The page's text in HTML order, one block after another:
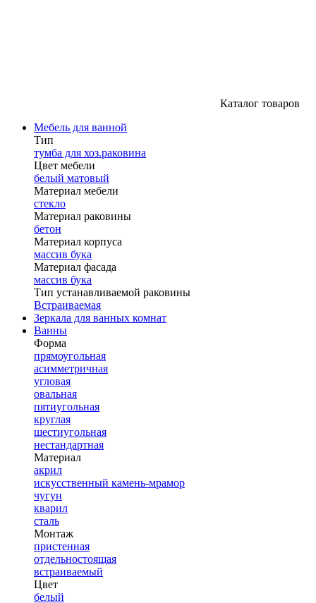
Каталог товаров
Мебель для ванной
Тип
тумба для хоз.раковина
Цвет мебели
белый матовый
Материал мебели
стекло
Материал раковины
бетон
Материал корпуса
массив бука
Материал фасада
массив бука
Тип устанавливаемой раковины
Встраиваемая
Зеркала для ванных комнат
Ванны
Форма
прямоугольная
асимметричная
угловая
овальная
пятиугольная
круглая
шестиугольная
нестандартная
Материал
акрил
искусственный камень-мрамор
чугун
кварил
сталь
Монтаж
пристенная
отдельностоящая
встраиваемый
Цвет
белый